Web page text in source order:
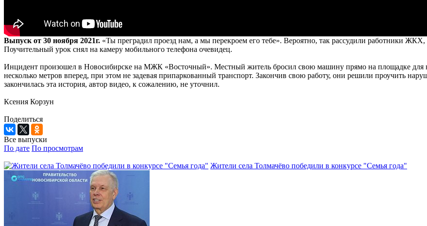
Выпуск от 30 ноября 2021г. «Ты преградил проезд нам, а мы перекроем его тебе». Вероятно, так рассудили работники
Поучительный урок снял на камеру мобильного телефона очевидец.
Инцидент произошел в Новосибирске на МЖК «Восточный». Местный житель бросил свою машину прямо на площадке для
несколько метров вперед, при этом не задевая припаркованный транспорт. Закончив свою работу, они решили проучить
закончилась эта история, автор видео, к сожалению, не уточнил.
Ксения Корзун
Поделиться
Все выпуски
По дате По просмотрам
Жители села Толмачёво победили в конкурсе "Семья года"